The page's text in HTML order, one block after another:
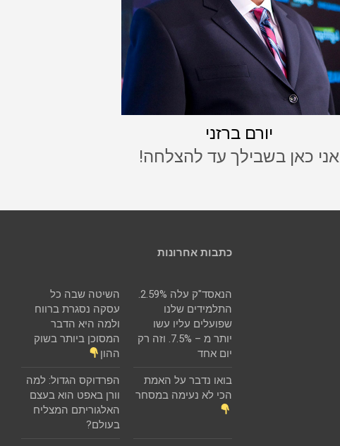
יורם ברזני
אני כאן בשבילך עד להצלחה!
כתבות אחרונות
הנאסד"ק עלה 2.59%.
התלמידים שלנו
שפועלים עליו עשו
יותר מ – 7.5%. וזה רק
יום אחד
השיטה שבה כל
עסקה נסגרת ברווח
ולמה היא הדבר
המסוכן ביותר בשוק
ההון
בואו נדבר על האמת
הכי לא נעימה במסחר
הפרדוקס הגדול: למה
וורן באפט הוא בעצם
האלגוריתם המצליח
בעולם?